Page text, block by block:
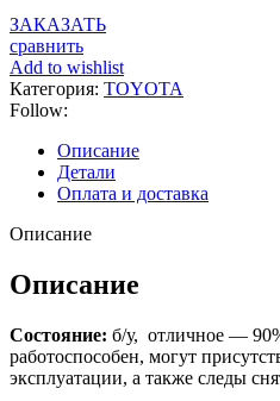
ЗАКАЗАТЬ
сравнить
Add to wishlist
Категория: TOYOTA
Follow:
Описание
Детали
Оплата и доставка
Описание
Описание
Состояние: б/у, отличное —
работоспособен, могут
эксплуатации, а также следы